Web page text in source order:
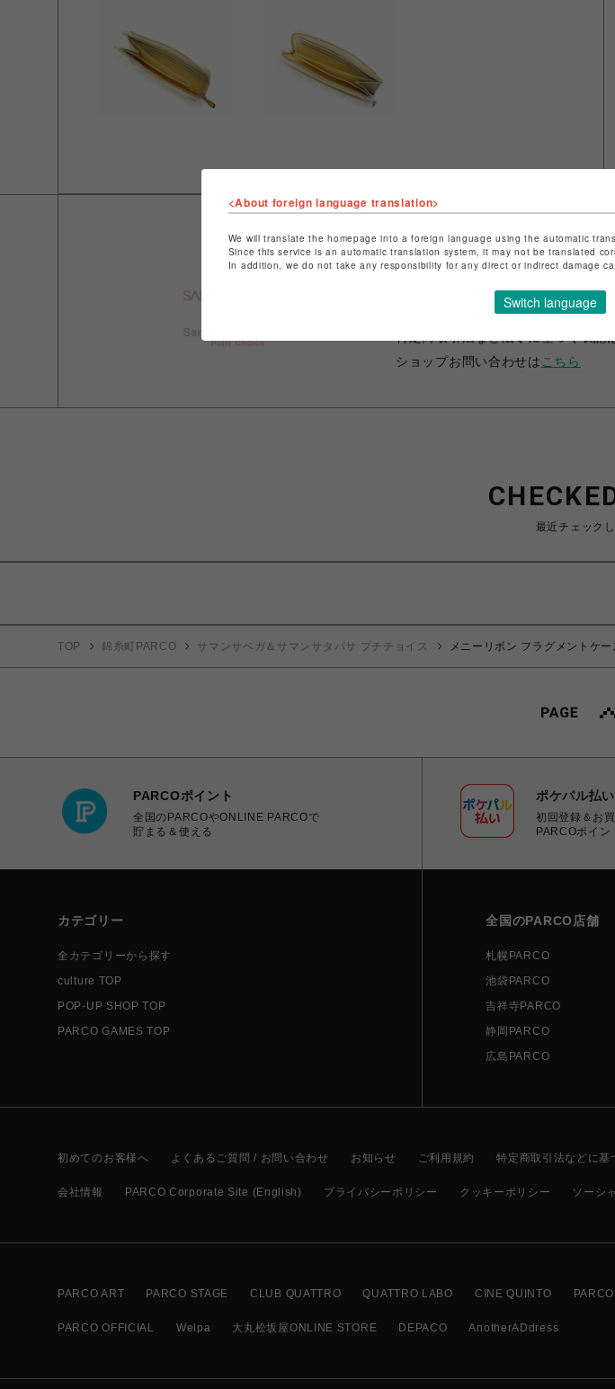
錦糸町PARCO
ショップお問い合わせは こちら
最近チェック
TOP 錦糸町PARCO サマンサベガ＆サマンサタバサ プチチョイス メニーリボン フラグメントケー
PARCOポイント
全国のPARCOやONLINE PARCOで
貯まる＆使える
ポケパル払い
初回登録＆お
PARCOポイン
カテゴリー
全カテゴリーから探す
culture TOP
POP-UP SHOP TOP
PARCO GAMES TOP
全国のPARCO店舗
札幌PARCO
池袋PARCO
吉祥寺PARCO
静岡PARCO
広島PARCO
初めてのお客様へ よくあるご質問 / お問い合わせ お知らせ ご利用規約 特定商取引法などに基
会社情報 PARCO Corporate Site (English) プライバシーポリシー クッキーポリシー ソーシ
PARCO ART PARCO STAGE CLUB QUATTRO QUATTRO LABO CINE QUINTO
PARCO OFFICIAL Welpa 大丸松坂屋ONLINE STORE DEPACO AnotherADdress
<About foreign language translation>
We will translate the homepage into a foreign language using the automatic
Since this service is an automatic translation system, it may not be translated
In addition, we do not take any responsibility for any direct or indirect damage
Switch language